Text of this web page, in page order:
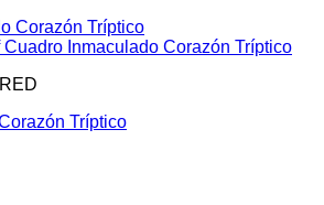
Tríptico